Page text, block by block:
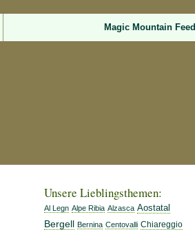
Magic Mountain Feed
Unsere Lieblingsthemen:
Al Legn Alpe Ribia Alzasca Aostatal
Bergell
Bernina Centovalli Chiareggio